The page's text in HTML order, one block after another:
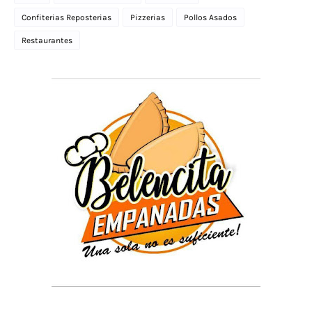
Confiterias Reposterias Pizzerias Pollos Asados
Restaurantes